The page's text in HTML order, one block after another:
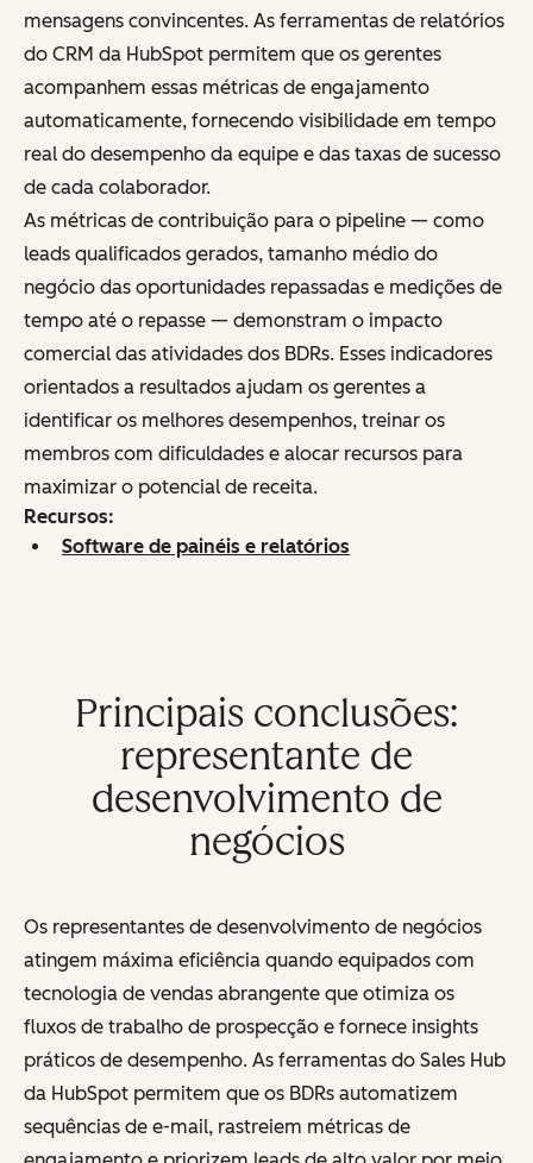
mensagens convincentes. As ferramentas de relatórios
do CRM da HubSpot permitem que os gerentes
acompanhem essas métricas de engajamento
automaticamente, fornecendo visibilidade em tempo
real do desempenho da equipe e das taxas de sucesso
de cada colaborador.
As métricas de contribuição para o pipeline — como
leads qualificados gerados, tamanho médio do
negócio das oportunidades repassadas e medições de
tempo até o repasse — demonstram o impacto
comercial das atividades dos BDRs. Esses indicadores
orientados a resultados ajudam os gerentes a
identificar os melhores desempenhos, treinar os
membros com dificuldades e alocar recursos para
maximizar o potencial de receita.
Recursos:
Software de painéis e relatórios
Principais conclusões:
representante de
desenvolvimento de
negócios
Os representantes de desenvolvimento de negócios
atingem máxima eficiência quando equipados com
tecnologia de vendas abrangente que otimiza os
fluxos de trabalho de prospecção e fornece insights
práticos de desempenho. As ferramentas do Sales Hub
da HubSpot permitem que os BDRs automatizem
sequências de e-mail, rastreiem métricas de